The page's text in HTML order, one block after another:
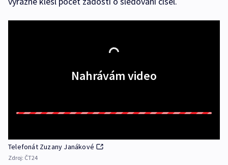
Nahrávám video
Telefonát Zuzany Janákové
Zdroj: ČT24